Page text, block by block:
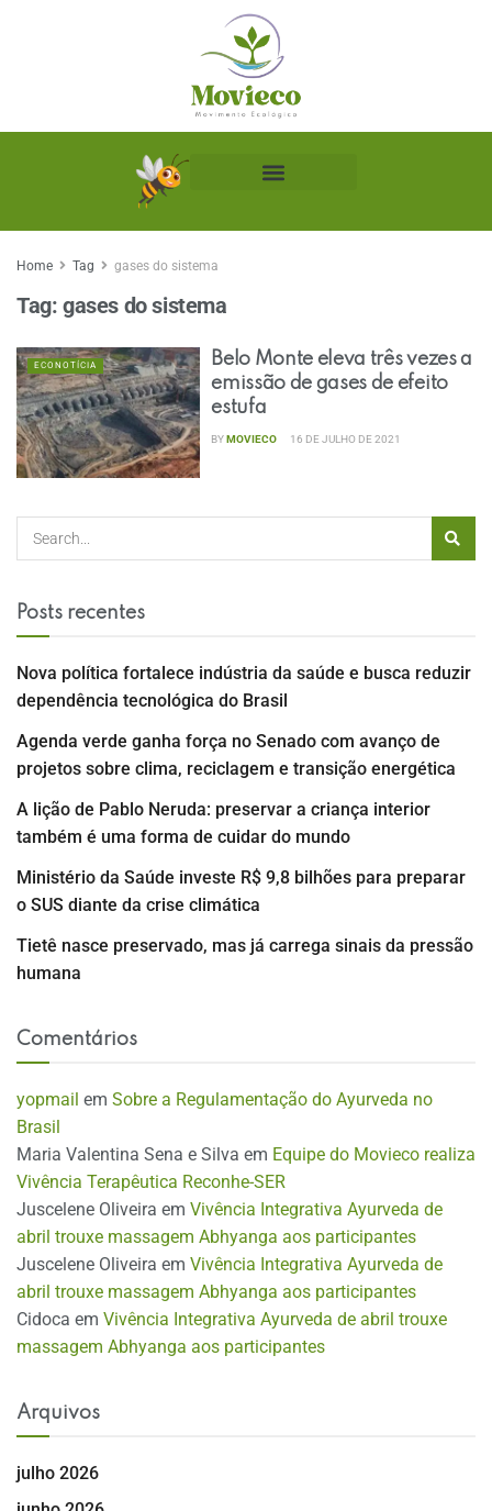
Home Tag gases do sistema
Tag: gases do sistema
ECONOTÍCIA
Belo Monte eleva três vezes a
emissão de gases de efeito
estufa
BYMOVIECO 16 DE JULHO DE 2021
Posts recentes
Nova política fortalece indústria da saúde e busca reduzir
dependência tecnológica do Brasil
Agenda verde ganha força no Senado com avanço de
projetos sobre clima, reciclagem e transição energética
A lição de Pablo Neruda: preservar a criança interior
também é uma forma de cuidar do mundo
Ministério da Saúde investe R$ 9,8 bilhões para preparar
o SUS diante da crise climática
Tietê nasce preservado, mas já carrega sinais da pressão
humana
Comentários
yopmail em Sobre a Regulamentação do Ayurveda no
Brasil
Maria Valentina Sena e Silva em Equipe do Movieco realiza
Vivência Terapêutica Reconhe-SER
Juscelene Oliveira em Vivência Integrativa Ayurveda de
abril trouxe massagem Abhyanga aos participantes
Juscelene Oliveira em Vivência Integrativa Ayurveda de
abril trouxe massagem Abhyanga aos participantes
Cidoca em Vivência Integrativa Ayurveda de abril trouxe
massagem Abhyanga aos participantes
Arquivos
julho 2026